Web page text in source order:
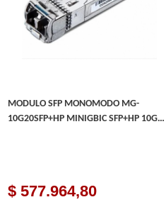
MODULO SFP MONOMODO MG-
10G20SFP+HP MINIGBIC SFP+HP 10G
$ 577.964,80